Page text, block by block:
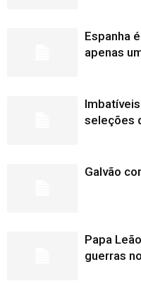
Espanha
apenas
seleções
Galvão
Papa
guerras